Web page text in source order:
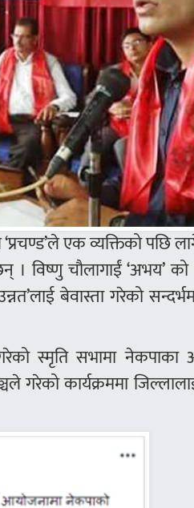
एक व्यक्तिको पछि
विष्णु चौलागाईं ‘अभय’
बेवास्ता गरेको
स्मृति सभामा नेकपाका
गरेको कार्यक्रममा